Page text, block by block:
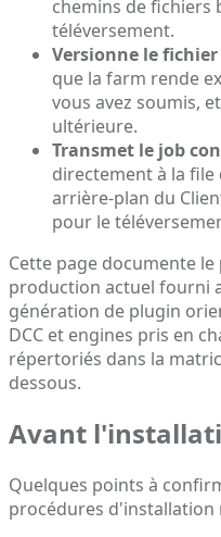
chemins de fichiers
téléversement.
Versionne le fichier
que la farm rende
vous avez soumis,
ultérieure.
Transmet le job
directement à la file
arrière-plan du
pour le
Cette page documente le
production actuel fourni
génération de plugin
DCC et engines pris en
répertoriés dans la
dessous.
Avant
Quelques points à
procédures d'installation